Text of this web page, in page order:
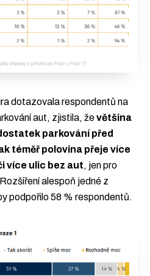
dotazovala respondentů na
aut, zjistila, ževětšina
parkování před
téměř polovina přeje více
více ulic bez aut, jen pro
alespoň jedné z
podpořilo 58 % respondentů.